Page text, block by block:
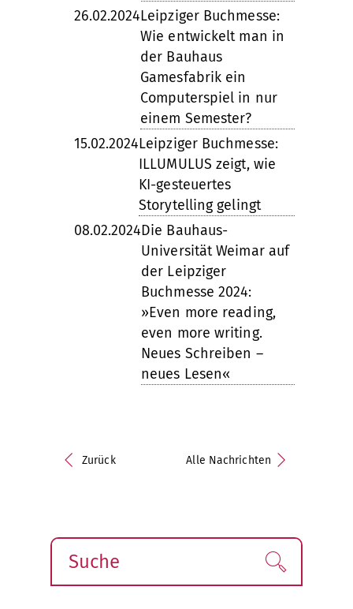
26.02.2024Leipziger Buchmesse:
Wie entwickelt man in
der Bauhaus
Gamesfabrik ein
Computerspiel in nur
einem Semester?
15.02.2024Leipziger Buchmesse:
ILLUMULUS zeigt, wie
KI-gesteuertes
Storytelling gelingt
08.02.2024Die Bauhaus-
Universität Weimar auf
der Leipziger
Buchmesse 2024:
»Even more reading,
even more writing.
Neues Schreiben –
neues Lesen«
Zurück Alle Nachrichten
Suche Finden!